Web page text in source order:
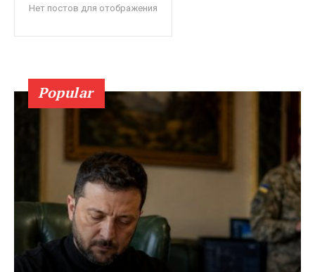
Нет постов для отображения
Popular